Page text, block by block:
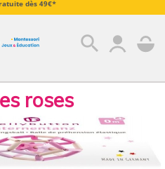
dès 49€*
search
roses